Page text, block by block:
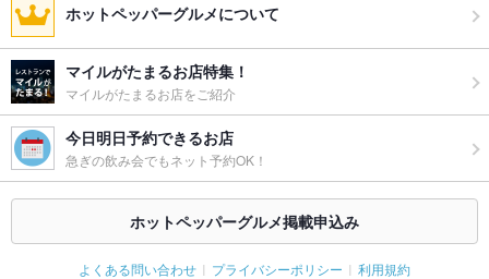
ホットペッパーグルメについて
マイルがたまるお店特集！
マイルがたまるお店をご紹介
今日明日予約できるお店
急ぎの飲み会でもネット予約OK！
ホットペッパーグルメ掲載申込み
よくある問い合わせ プライバシーポリシー 利用規約